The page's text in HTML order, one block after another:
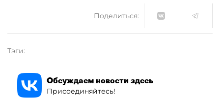
Поделиться:
Тэги:
Обсуждаем новости здесь
Присоединяйтесь!